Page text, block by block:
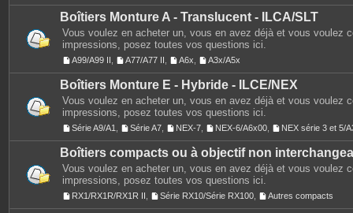
Boîtiers Monture A - Translucent - ILCA/SLT
Vous voulez en acheter un, vous en avez déjà et vous voulez
impressions, posez toutes vos questions ici.
A99/A99 II A77/A77 II A6x A3x/A5x
Boîtiers Monture E - Hybride - ILCE/NEX
Vous voulez en acheter un, vous en avez déjà et vous voulez
impressions, posez toutes vos questions ici.
Série A9/A1 Série A7 NEX-7 NEX-6/A6x00 NEX série 3 et 5/
Boîtiers compacts ou à objectif non
Vous voulez en acheter un, vous en avez déjà et vous voulez
impressions, posez toutes vos questions ici.
RX1/RX1R/RX1R II Série RX10/Série RX100 Autres compacts